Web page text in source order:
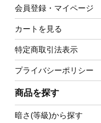
会員登録・マイページ
カートを見る
特定商取引法表示
プライバシーポリシー
商品を探す
暗さ(等級)から探す